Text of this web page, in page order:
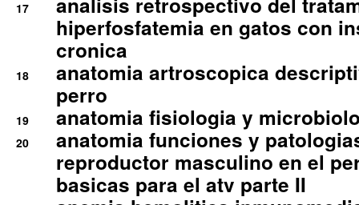
17
hiperfosfatemia en gatos con
cronica
18
anatomia artroscopica
perro
19 anatomia fisiologia y
20
anatomia funciones y
reproductor masculino en el
basicas para el atv parte II